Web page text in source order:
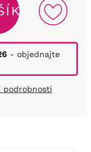
- objednajte
podrobnosti